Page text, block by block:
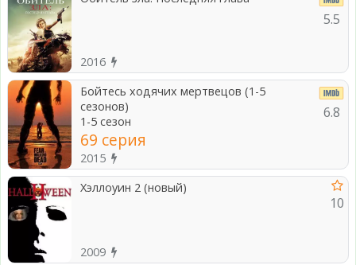
2016
5.5
Бойтесь ходячих мертвецов (1-5
сезонов)
1-5 сезон
69 серия
2015
6.8
Хэллоуин 2 (новый)
2009
10